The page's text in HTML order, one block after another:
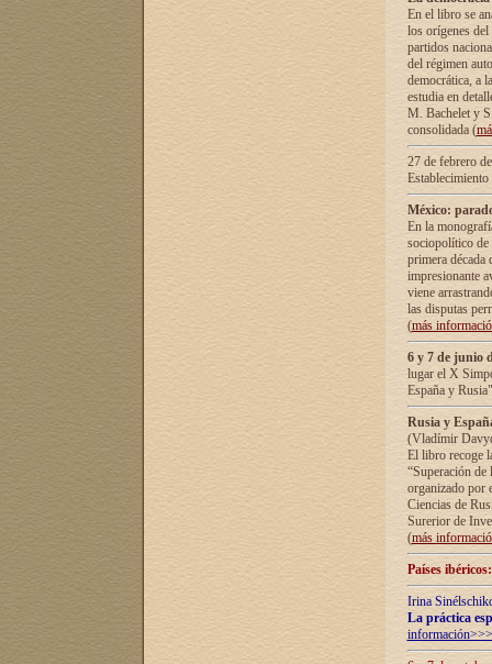
En el libro se
los orígenes
partidos
del régimen
democrática, а
estudia en
М. Bachelet у
consolidada (
27 de febrero
México:
En la
sociopolítico de
primera década
impresionante
viene
las disputas
(más
6 y 7 de junio
lugar el X
España y
Rusia y
(Vladímir
El libro recoge
“Superación
organizado por
Ciencias de
Surerior de
(más
Países
Irina
La práctica
información>>>